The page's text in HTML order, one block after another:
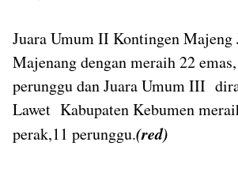
Juara Umum II Kontingen Majeng
Majenang dengan meraih 22
perunggu dan Juara Umum III
Lawet Kabupaten Kebumen
perak,11 perunggu.(red)